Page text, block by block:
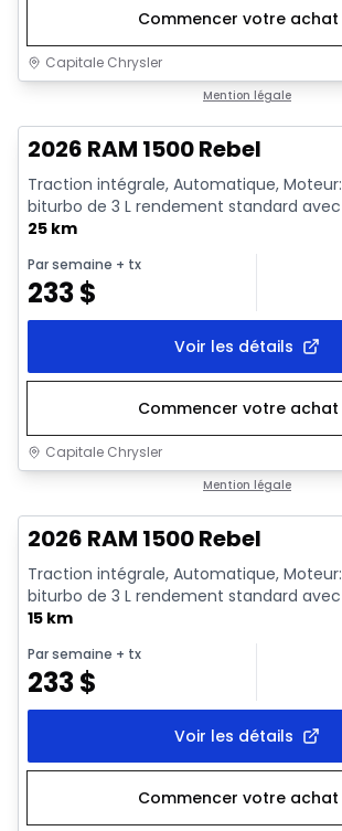
Commencer votre achat
Capitale Chrysler
Mention légale
2026 RAM 1500 Rebel
Traction intégrale, Automatique,
biturbo de 3 L rendement standard avec
25 km
Par semaine + tx
233$
Voir les détails
Commencer votre achat
Capitale Chrysler
Mention légale
2026 RAM 1500 Rebel
Traction intégrale, Automatique,
biturbo de 3 L rendement standard avec
15 km
Par semaine + tx
233$
Voir les détails
Commencer votre achat